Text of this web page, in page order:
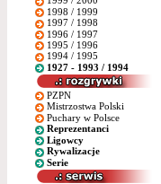
1998 / 1999
1997 / 1998
1996 / 1997
1995 / 1996
1994 / 1995
1927 - 1993 / 1994
PZPN
Mistrzostwa Polski
Puchary w Polsce
Reprezentanci
Ligowcy
Rywalizacje
Serie